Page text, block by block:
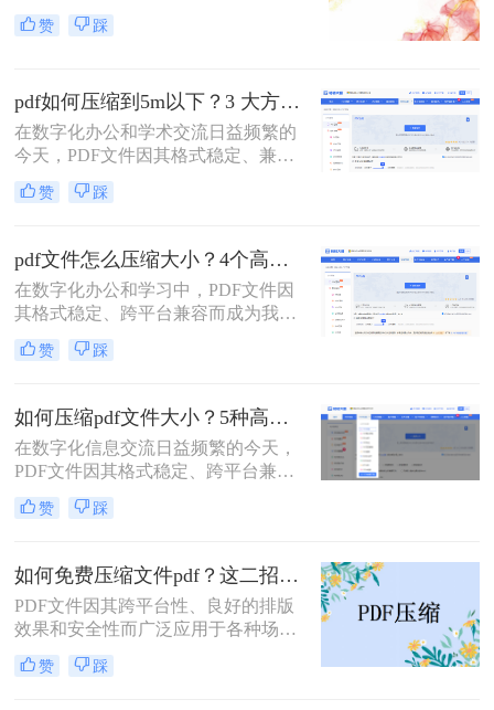
件大小呢？本文为您梳理6种主流压
缩方案，从原理到实操，助您轻松掌
赞 踩
pdf如何压缩到5m以下？3 大方法手把手教，轻松过平台限制！
在数字化办公和学术交流日益频繁的
今天，PDF文件因其格式稳定、兼容
性强而成为我们传递信息的主要载
体。然而，一个棘手的问题常常困扰
电子邮件发送简历、在学术平台提交
论文，还是在微信等即时通讯工具中
分享资料，平台往往对附件大小有严
格限制，最常见的门槛就是5MB。一
个几十兆甚至上百兆的PDF文件，不
仅传输耗时，还可能直接导致发送失
赞 踩
pdf文件怎么压缩大小？4个高效传输与存储方法详解！
在数字化办公和学习中，PDF文件因
其格式稳定、跨平台兼容而成为我们
日常交流的首选格式。然而，过大的
PDF文件——无论是包含大量高分辨
书，还是设计精美的产品手册——都
会给邮件发送、云端存储和即时传输
带来诸多不便。幸运的是，通过一系
列高效的方法，我们可以显著减小
PDF文件的体积，而无需牺牲过多的
可读性。那么pdf文件怎么压缩大小
法，从在线工具到专业软件，从自动
优化到手动精调，助您轻松驾驭PDF
文件大小。
赞 踩
如何压缩pdf文件大小？5种高效压缩全面解析！
在数字化信息交流日益频繁的今天，
PDF文件因其格式稳定、跨平台兼容
的特性而成为文档分发的首选。然
而，过大的PDF文件常常带来诸多不
统响应、导致电子邮件附件发送失败
或严重影响网络传输与下载效率。因
此，掌握高效、可靠的pdf压缩技术，
对于提升个人与团队的工作效率至关
重要。那么如何压缩pdf文件大小呢？
本文将深入探讨多种主流且高效的
赞 踩
如何免费压缩文件pdf？这二招快来看！
PDF文件因其跨平台性、良好的排版
效果和安全性而广泛应用于各种场
合。然而，过大的PDF文件可能会给
传输和存储带来不便。那么如何免费
赞 踩